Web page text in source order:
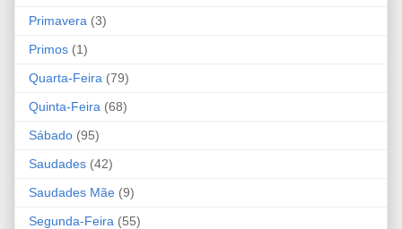
Primavera (3)
Primos (1)
Quarta-Feira (79)
Quinta-Feira (68)
Sábado (95)
Saudades (42)
Saudades Mãe (9)
Segunda-Feira (55)